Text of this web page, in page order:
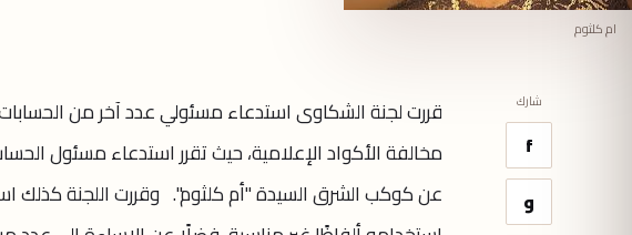
ام كلثوم
شارك
f
و
قررت لجنة الشكاوى استدعاء مسئولي عدد آخر من
مخالفة الأكواد الإعلامية، حيث تقرر استدعاء مسئول
عن كوكب الشرق السيدة "أم كلثوم". وقررت اللجنة